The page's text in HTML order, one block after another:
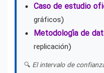
Caso de estudio
gráficos)
Metodología de
replicación)
🔍 El intervalo de